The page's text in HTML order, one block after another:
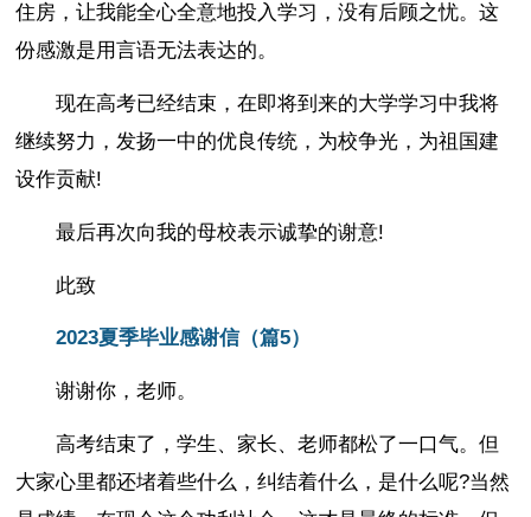
住房，让我能全心全意地投入学习，没有后顾之忧。这
份感激是用言语无法表达的。
现在高考已经结束，在即将到来的大学学习中我将
继续努力，发扬一中的优良传统，为校争光，为祖国建
设作贡献!
最后再次向我的母校表示诚挚的谢意!
此致
2023夏季毕业感谢信（篇5）
谢谢你，老师。
高考结束了，学生、家长、老师都松了一口气。但
大家心里都还堵着些什么，纠结着什么，是什么呢?当然